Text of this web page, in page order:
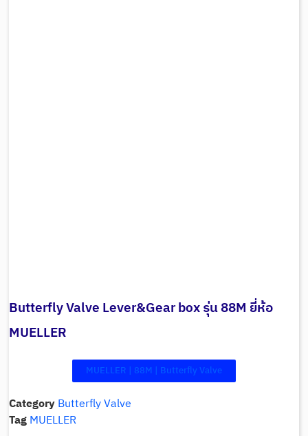
Butterfly Valve Lever&Gear box รุ่น 88M ยี่ห้อ
MUELLER
MUELLER | 88M | Butterfly Valve
CategoryButterfly Valve
TagMUELLER